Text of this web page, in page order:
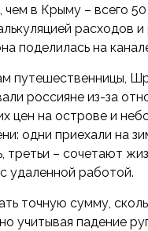
чем в Крыму – всего
расходов
поделилась на
путешественницы,
россияне из-за
цен на острове и
одни приехали на
третьи – сочетают
удаленной работой.
точную сумму,
учитывая падение